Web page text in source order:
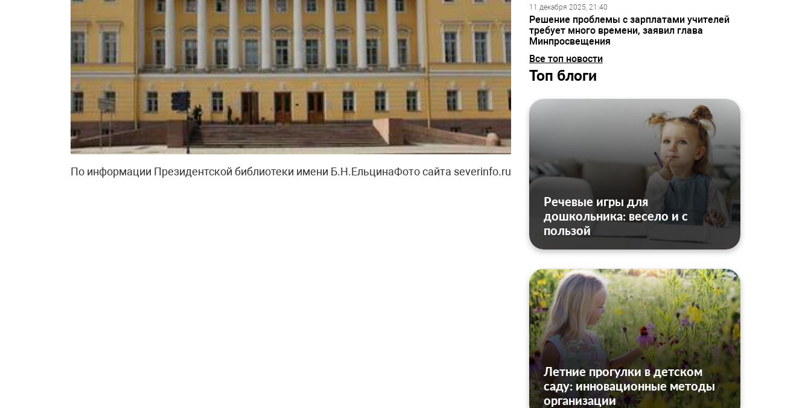
По информации Президентской библиотеки имени Б.Н.ЕльцинаФото сайта severinfo.ru
11 декабря 2025, 21:40
Решение проблемы с зарплатами учителей
требует много времени, заявил глава
Минпросвещения
Все топ новости
Топ блоги
Речевые игры для
дошкольника: весело и с
пользой
Летние прогулки в детском
саду: инновационные методы
организации